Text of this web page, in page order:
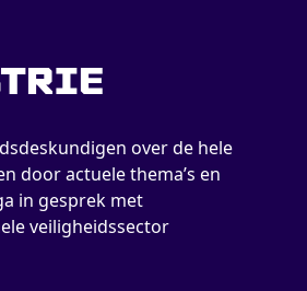
over de hele
door actuele thema’s en
in gesprek met
veiligheidssector